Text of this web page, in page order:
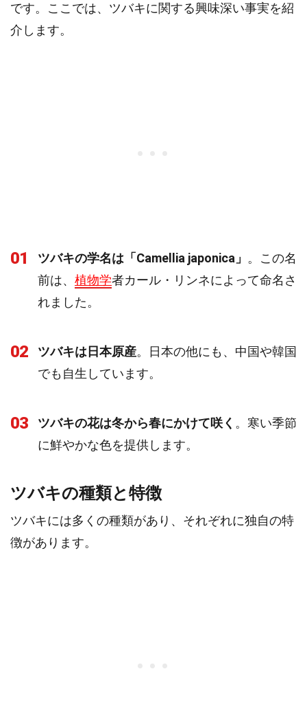
です。ここでは、ツバキに関する興味深い事実を紹
介します。
01 ツバキの学名は「Camellia japonica」 。この名
前は、 植物学者カール・リンネによって命名さ
れました。
02 ツバキは日本原産。日本の他にも、中国や韓国
でも自生しています。
03 ツバキの花は冬から春にかけて咲く 。寒い季節
に鮮やかな色を提供します。
ツバキの種類と特徴
ツバキには多くの種類があり、それぞれに独自の特
徴があります。